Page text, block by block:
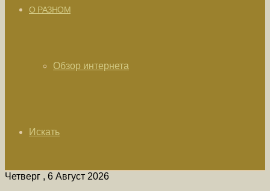
О РАЗНОМ
Обзор интернета
Искать
Четверг , 6 Август 2026